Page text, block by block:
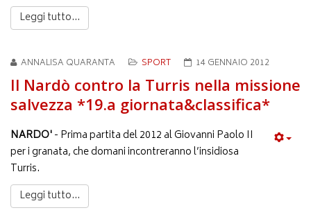
Leggi tutto...
ANNALISA QUARANTA SPORT 14 GENNAIO 2012
Il Nardò contro la Turris nella missione
salvezza *19.a giornata&classifica*
NARDO'- Prima partita del 2012 al Giovanni Paolo II
per i granata, che domani incontreranno l’insidiosa
Turris.
Leggi tutto...